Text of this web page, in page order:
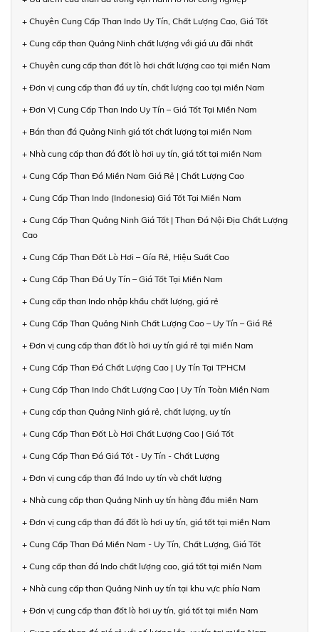
+ Chuyên Cung Cấp Than Indo Uy Tín, Chất Lượng Cao, Giá Tốt
+ Cung cấp than Quảng Ninh chất lượng với giá ưu đãi nhất
+ Chuyên cung cấp than đốt lò hơi chất lượng cao tại miền Nam
+ Đơn vị cung cấp than đá uy tín, chất lượng cao tại miền Nam
+ Đơn Vị Cung Cấp Than Indo Uy Tín – Giá Tốt Tại Miền Nam
+ Bán than đá Quảng Ninh giá tốt chất lượng tại miền Nam
+ Nhà cung cấp than đá đốt lò hơi uy tín, giá tốt tại miền Nam
+ Cung Cấp Than Đá Miền Nam Giá Rẻ | Chất Lượng Cao
+ Cung Cấp Than Indo (Indonesia) Giá Tốt Tại Miền Nam
+ Cung Cấp Than Quảng Ninh Giá Tốt | Than Đá Nội Địa Chất Lượng
Cao
+ Cung Cấp Than Đốt Lò Hơi – Gía Rẻ, Hiệu Suất Cao
+ Cung Cấp Than Đá Uy Tín – Giá Tốt Tại Miền Nam
+ Cung cấp than Indo nhập khẩu chất lượng, giá rẻ
+ Cung Cấp Than Quảng Ninh Chất Lượng Cao – Uy Tín – Giá Rẻ
+ Đơn vị cung cấp than đốt lò hơi uy tín giá rẻ tại miền Nam
+ Cung Cấp Than Đá Chất Lượng Cao | Uy Tín Tại TPHCM
+ Cung Cấp Than Indo Chất Lượng Cao | Uy Tín Toàn Miền Nam
+ Cung cấp than Quảng Ninh giá rẻ, chất lượng, uy tín
+ Cung Cấp Than Đốt Lò Hơi Chất Lượng Cao | Giá Tốt
+ Cung Cấp Than Đá Giá Tốt - Uy Tín - Chất Lượng
+ Đơn vị cung cấp than đá Indo uy tín và chất lượng
+ Nhà cung cấp than Quảng Ninh uy tín hàng đầu miền Nam
+ Đơn vị cung cấp than đá đốt lò hơi uy tín, giá tốt tại miền Nam
+ Cung Cấp Than Đá Miền Nam - Uy Tín, Chất Lượng, Giá Tốt
+ Cung cấp than đá Indo chất lượng cao, giá tốt tại miền Nam
+ Nhà cung cấp than Quảng Ninh uy tín tại khu vực phía Nam
+ Đơn vị cung cấp than đốt lò hơi uy tín, giá tốt tại miền Nam